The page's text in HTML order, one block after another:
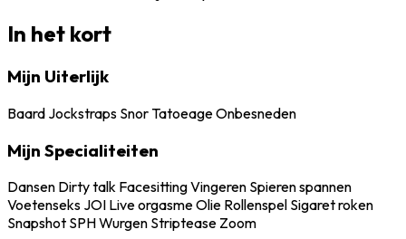
In het kort
Mijn Uiterlijk
Baard Jockstraps SnorTatoeageOnbesneden
Mijn Specialiteiten
Dansen Dirty talk FacesittingVingeren Spieren spannen
Voetenseks JOI Live orgasmeOlie Rollenspel Sigaret roken
Snapshot SPHWurgen Striptease Zoom